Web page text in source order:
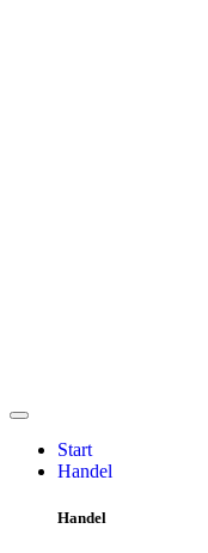
Start
Handel
Handel